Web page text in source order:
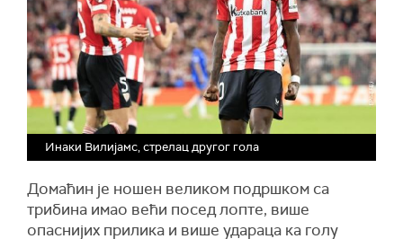
Инаки Вилијамс, стрелац другог гола
Домаћин је ношен великом подршком са
трибина имао већи посед лопте, више
опаснијих прилика и више удараца ка голу